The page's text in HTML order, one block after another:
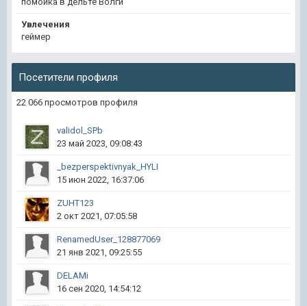
Увлечения
геймер
Посетители профиля
22 066 просмотров профиля
validol_SPb
23 май 2023, 09:08:43
_bezperspektivnyak_HYLI
15 июн 2022, 16:37:06
ZUHT123
2 окт 2021, 07:05:58
RenamedUser_128877069
21 янв 2021, 09:25:55
DELAMi
16 сен 2020, 14:54:12